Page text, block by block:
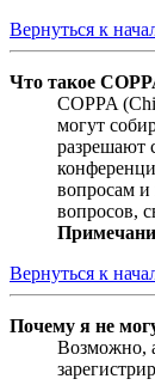
Вернуться к
Что такое
COPPA
могут
разрешают
вопросам и
вопросов,
Вернуться к
Почему я не
Возможно,